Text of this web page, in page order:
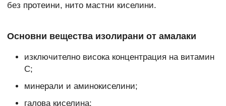
без протеини, нито мастни киселини.
Основни вещества изолирани от амалаки
изключително висока концентрация на витамин
С;
минерали и аминокиселини;
галова киселина;